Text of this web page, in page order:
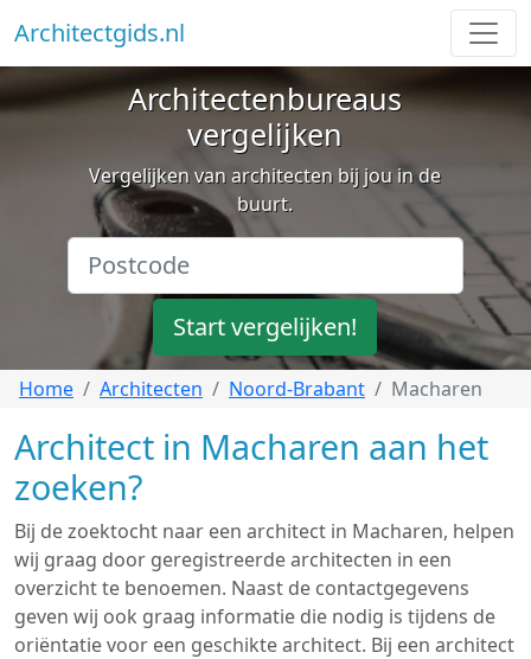
Architectgids.nl
Architectenbureaus
vergelijken
Vergelijken van architecten bij jou in de
buurt.
Start vergelijken!
Home Architecten Noord-Brabant Macharen
Architect in Macharen aan het
zoeken?
Bij de zoektocht naar een architect in Macharen, helpen
wij graag door geregistreerde architecten in een
overzicht te benoemen. Naast de contactgegevens
geven wij ook graag informatie die nodig is tijdens de
oriëntatie voor een geschikte architect. Bij een architect